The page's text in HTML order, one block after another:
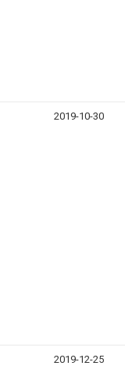
2019-10-30
2019-12-25